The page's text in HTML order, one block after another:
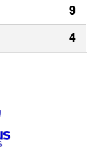
9
4